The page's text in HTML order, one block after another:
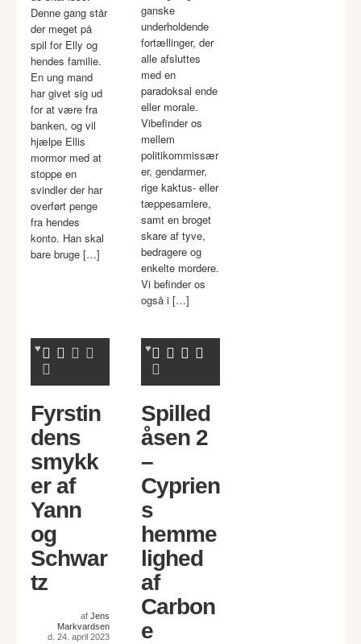
Denne gang står
der meget på
spil for Elly og
hendes familie.
En ung mand
har givet sig ud
for at være fra
banken, og vil
hjælpe Ellis
mormor med at
stoppe en
svindler der har
overført penge
fra hendes
konto. Han skal
bare bruge […]
ganske
underholdende
fortællinger, der
alle afsluttes
med en
paradoksal ende
eller morale.
Vibefinder os
mellem
politikommissær
er, gendarmer,
rige kaktus- eller
tæppesamlere,
samt en broget
skare af tyve,
bedragere og
enkelte mordere.
Vi befinder os
også i […]
Fyrstin
dens
smykk
er af
Yann
og
Schwar
tz
af Jens
Markvardsen
d. 24. april 2023
Spilled
åsen 2
–
Cyprien
s
hemme
lighed
af
Carbon
e